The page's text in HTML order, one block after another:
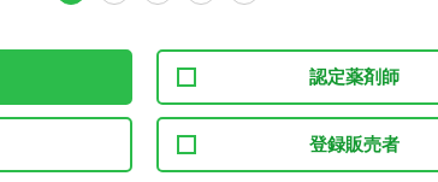
認定薬剤師
登録販売者